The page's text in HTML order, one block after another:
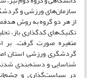
سازمان‌های ورزشی و
از هر دو گروه به روش
تکنیک‌های کدگذاری باز،
متغیره صورت گرفت. بر